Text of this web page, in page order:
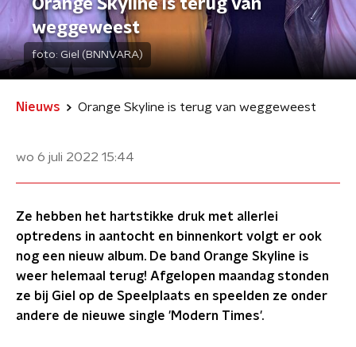
Orange Skyline is terug van
weggeweest
foto: Giel (BNNVARA)
Nieuws Orange Skyline is terug van weggeweest
wo 6 juli 2022 15:44
Ze hebben het hartstikke druk met allerlei
optredens in aantocht en binnenkort volgt er ook
nog een nieuw album. De band Orange Skyline is
weer helemaal terug! Afgelopen maandag stonden
ze bij Giel op de Speelplaats en speelden ze onder
andere de nieuwe single 'Modern Times'.